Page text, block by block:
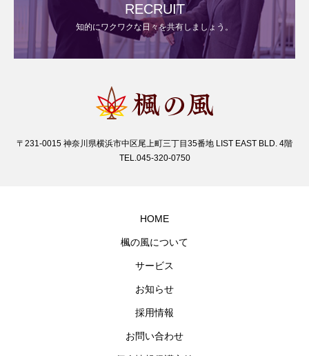
RECRUIT
知的にワクワクな日々を共有しましょう。
〒231-0015 神奈川県横浜市中区尾上町三丁目35番地 LIST EAST BLD. 4階
TEL.045-320-0750
HOME
楓の風について
サービス
お知らせ
採用情報
お問い合わせ